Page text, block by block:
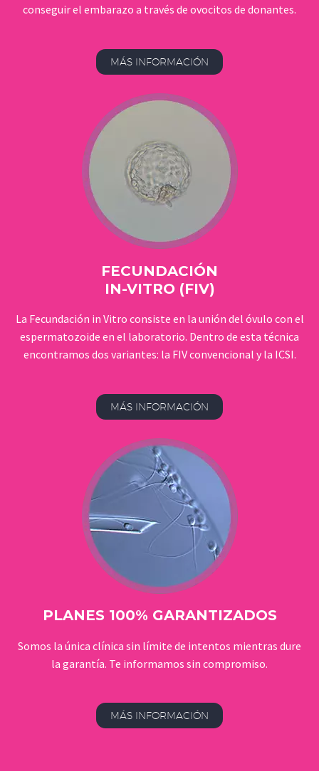
conseguir el embarazo a través de ovocitos de donantes.
MÁS INFORMACIÓN
FECUNDACIÓN
IN-VITRO (FIV)
La Fecundación in Vitro consiste en la unión del óvulo con el
espermatozoide en el laboratorio. Dentro de esta técnica
encontramos dos variantes: la FIV convencional y la ICSI.
MÁS INFORMACIÓN
PLANES 100% GARANTIZADOS
Somos la única clínica sin límite de intentos mientras dure
la garantía. Te informamos sin compromiso.
MÁS INFORMACIÓN